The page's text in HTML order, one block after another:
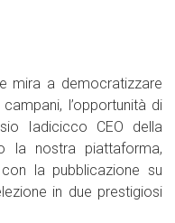
mira a democratizzare
l’opportunità di
Iadicicco CEO della
la nostra piattaforma,
la pubblicazione su
in due prestigiosi